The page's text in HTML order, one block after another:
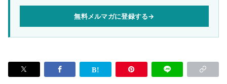
無料メルマガに登録する→